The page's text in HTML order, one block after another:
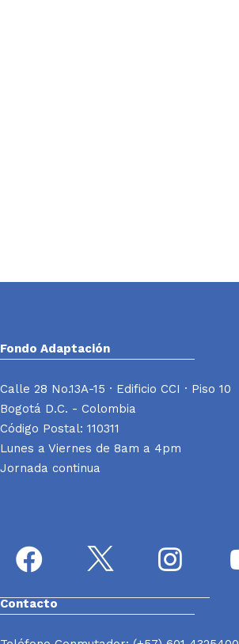
Fondo Adaptación
Calle 28 No.13A-15 · Edificio CCI · Piso 10
Bogotá D.C. - Colombia
Código Postal: 110311
Lunes a Viernes de 8am a 4pm
Jornada continua
Contacto